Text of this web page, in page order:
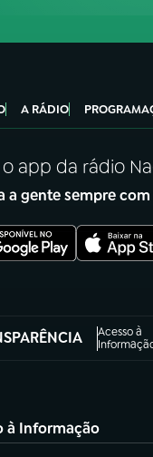
A RÁDIO
o app da rádio
a gente sempre
Acesso à
nova aba)
à Informação